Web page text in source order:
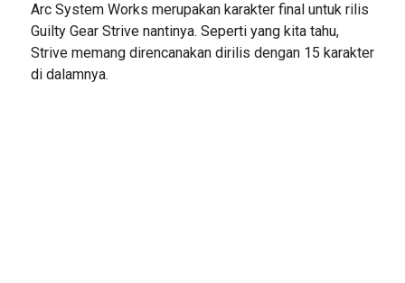
Arc System Works merupakan karakter final untuk rilis
Guilty Gear Strive nantinya. Seperti yang kita tahu,
Strive memang direncanakan dirilis dengan 15 karakter
di dalamnya.